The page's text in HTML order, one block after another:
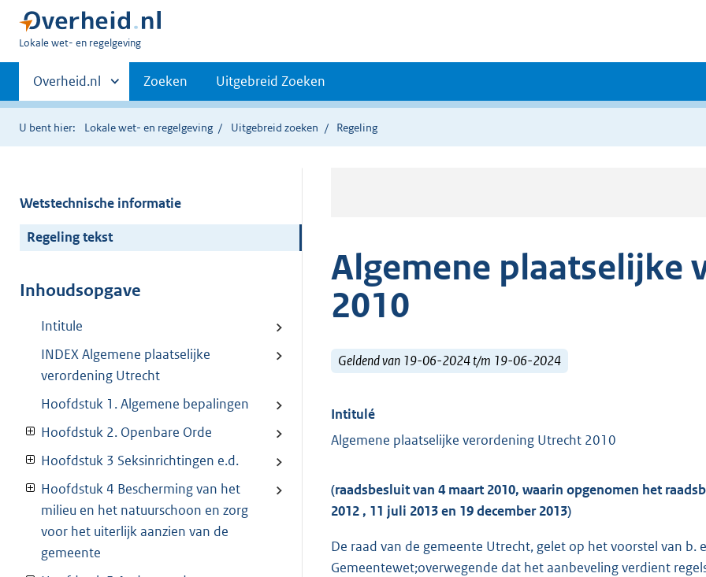
U
hier:
Lokale wet- en regelgeving
Primaire
navigatie
Andere
sites
binnen
Overheid.nl Zoeken Uitgebreid Zoeken
U bent hier: Lokale wet- en regelgeving Uitgebreid zoeken Regeling
Wetstechnische informatie
Regeling tekst
Inhoudsopgave
Intitule
INDEX Algemene plaatselijke
verordening Utrecht
Hoofdstuk 1. Algemene bepalingen
Hoofdstuk 2. Openbare Orde
Hoofdstuk 3 Seksinrichtingen e.d.
Hoofdstuk 4 Bescherming van het
milieu en het natuurschoon en zorg
voor het uiterlijk aanzien van de
gemeente
Algemene plaatselijke
2010
Geldend van 19-06-2024 t/m 19-06-2024
Intitulé
Algemene plaatselijke verordening Utrecht 2010
(raadsbesluit van 4 maart 2010, waarin opgenomen het
2012 , 11 juli 2013 en 19 december 2013)
De raad van de gemeente Utrecht, gelet op het voorstel van b.
Gemeentewet;overwegende dat het aanbeveling verdient